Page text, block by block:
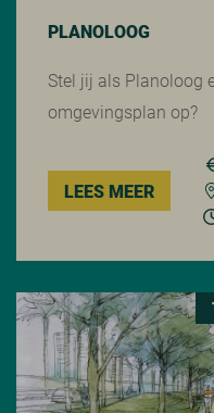
PLANOLOOG
Stel jij als Planoloog
omgevingsplan op?
LEES MEER